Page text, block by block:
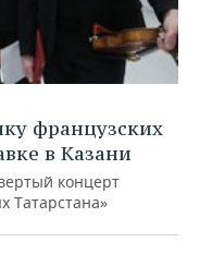
французских
в Казани
концерт
Татарстана»